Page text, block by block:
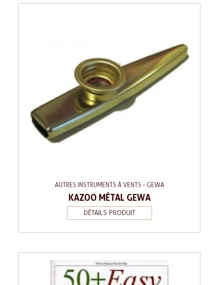
AUTRES INSTRUMENTS À VENTS - GEWA
KAZOO MÉTAL GEWA
DÉTAILS PRODUIT